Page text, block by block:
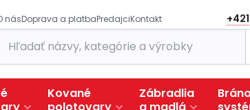
násDoprava a platbaPredajciKontakt
Kované
Zábradlia